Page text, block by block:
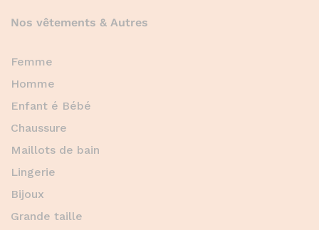
Nos vêtements & Autres
Femme
Homme
Enfant é Bébé
Chaussure
Maillots de bain
Lingerie
Bijoux
Grande taille